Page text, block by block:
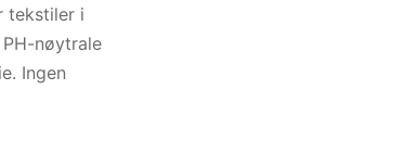
tekstiler i
nøytrale
Ingen